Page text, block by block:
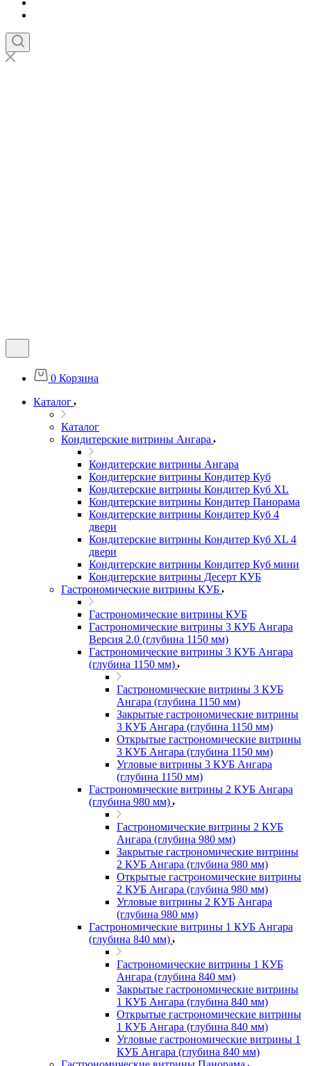
0 Корзина
Каталог
Каталог
Кондитерские витрины Ангара
Кондитерские витрины Ангара
Кондитерские витрины Кондитер Куб
Кондитерские витрины Кондитер Куб XL
Кондитерские витрины Кондитер Панорама
Кондитерские витрины Кондитер Куб 4
двери
Кондитерские витрины Кондитер Куб XL 4
двери
Кондитерские витрины Кондитер Куб мини
Кондитерские витрины Десерт КУБ
Гастрономические витрины КУБ
Гастрономические витрины КУБ
Гастрономические витрины 3 КУБ Ангара
Версия 2.0 (глубина 1150 мм)
Гастрономические витрины 3 КУБ Ангара
(глубина 1150 мм)
Гастрономические витрины 3 КУБ
Ангара (глубина 1150 мм)
Закрытые гастрономические витрины
3 КУБ Ангара (глубина 1150 мм)
Открытые гастрономические витрины
3 КУБ Ангара (глубина 1150 мм)
Угловые витрины 3 КУБ Ангара
(глубина 1150 мм)
Гастрономические витрины 2 КУБ Ангара
(глубина 980 мм)
Гастрономические витрины 2 КУБ
Ангара (глубина 980 мм)
Закрытые гастрономические витрины
2 КУБ Ангара (глубина 980 мм)
Открытые гастрономические витрины
2 КУБ Ангара (глубина 980 мм)
Угловые витрины 2 КУБ Ангара
(глубина 980 мм)
Гастрономические витрины 1 КУБ Ангара
(глубина 840 мм)
Гастрономические витрины 1 КУБ
Ангара (глубина 840 мм)
Закрытые гастрономические витрины
1 КУБ Ангара (глубина 840 мм)
Открытые гастрономические витрины
1 КУБ Ангара (глубина 840 мм)
Угловые гастрономические витрины 1
КУБ Ангара (глубина 840 мм)